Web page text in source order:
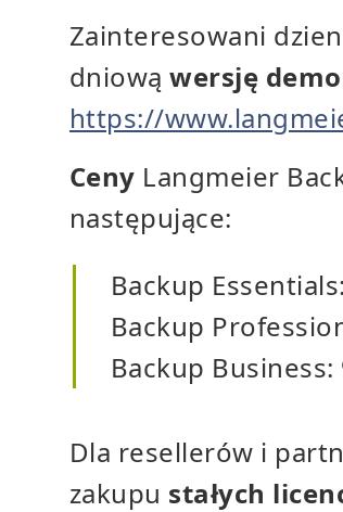
Zainteresowani
dniowąwersję
https://
Ceny Langmeier
następujące:
Backup
Backup
Backup Business:
Dla resellerów i
zakupu stałych